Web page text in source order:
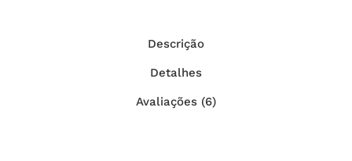
Descrição
Detalhes
Avaliações (6)